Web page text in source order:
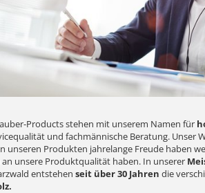
Products stehen mit unserem Namen für
und fachmännische Beratung. Unser
unseren Produkten jahrelange Freude haben
unsere Produktqualität haben. In unserer
entstehen seit über 30 Jahren die